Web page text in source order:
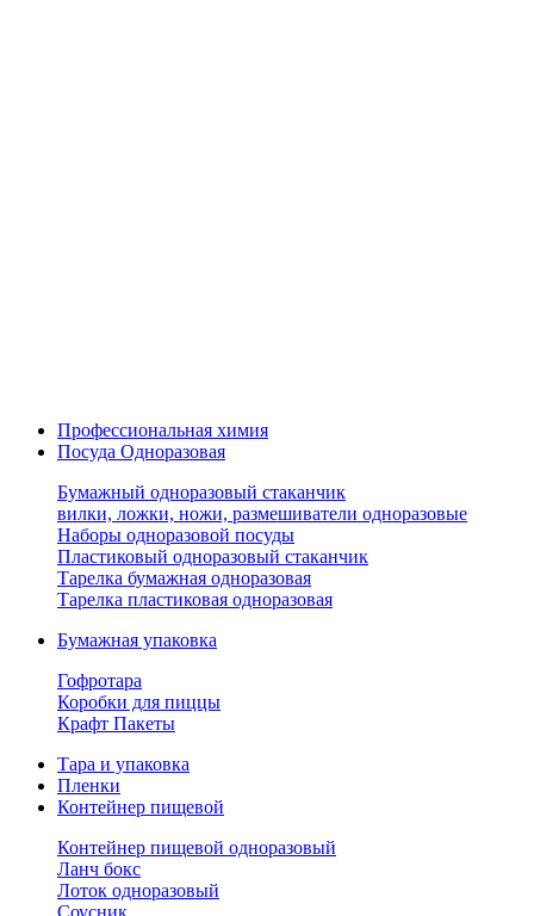
Профессиональная химия
Посуда Одноразовая
Бумажный одноразовый стаканчик
вилки, ложки, ножи, размешиватели одноразовые
Наборы одноразовой посуды
Пластиковый одноразовый стаканчик
Тарелка бумажная одноразовая
Тарелка пластиковая одноразовая
Бумажная упаковка
Гофротара
Коробки для пиццы
Крафт Пакеты
Тара и упаковка
Пленки
Контейнер пищевой
Контейнер пищевой одноразовый
Ланч бокс
Лоток одноразовый
Соусник